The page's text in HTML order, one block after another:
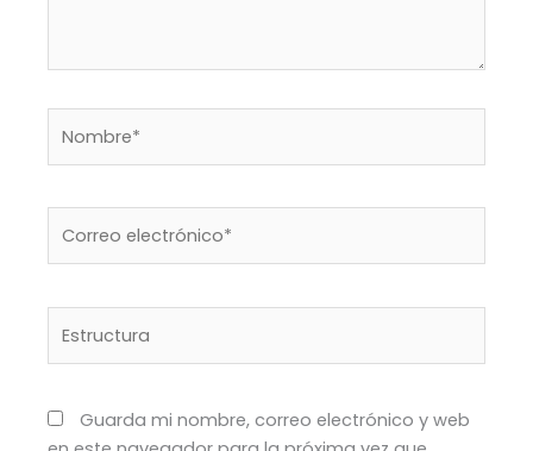
JS.
electrónico*
Guarda mi nombre, correo electrónico y web